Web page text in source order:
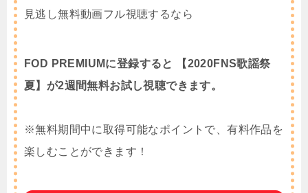
見逃し無料動画フル視聴するなら
FOD PREMIUMに登録すると 【2020FNS歌謡祭
夏】が2週間無料お試し視聴できます。
※無料期間中に取得可能なポイントで、有料作品を
楽しむことができます！